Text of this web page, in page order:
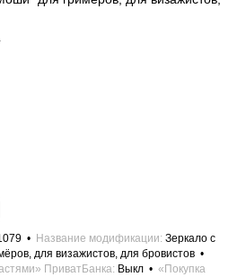
Название модификации Зеркало с
для визажистов, для бровистов
ПриватБанка Выкл
«Покупка